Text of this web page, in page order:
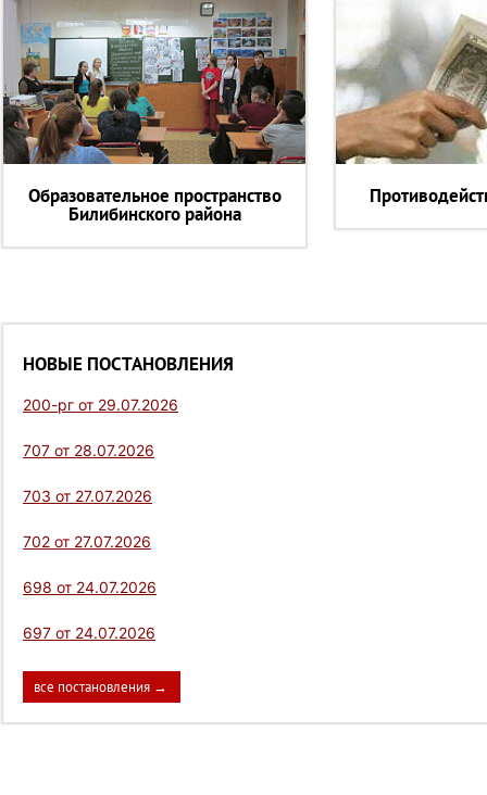
Образовательное пространство
Билибинского района
НОВЫЕ ПОСТАНОВЛЕНИЯ
200-рг от 29.07.2026
707 от 28.07.2026
703 от 27.07.2026
702 от 27.07.2026
698 от 24.07.2026
697 от 24.07.2026
все постановления →